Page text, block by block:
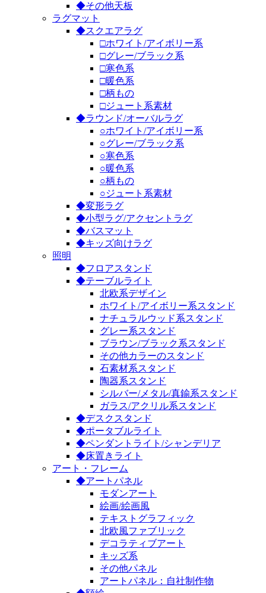
◆その他天板
ラグマット
◆スクエアラグ
□ホワイト/アイボリー系
□グレー/ブラック系
□寒色系
□暖色系
□柄もの
□ジュート系素材
◆ラウンド/オーバルラグ
○ホワイト/アイボリー系
○グレー/ブラック系
○寒色系
○暖色系
○柄もの
○ジュート系素材
◆変形ラグ
◆小型ラグ/アクセントラグ
◆バスマット
◆キッズ向けラグ
照明
◆フロアスタンド
◆テーブルライト
北欧系デザイン
ホワイト/アイボリー系スタンド
ナチュラルウッド系スタンド
グレー系スタンド
ブラウン/ブラック系スタンド
その他カラーのスタンド
石素材系スタンド
陶器系スタンド
シルバー/メタル/真鍮系スタンド
ガラス/アクリル系スタンド
◆デスクスタンド
◆ポータブルライト
◆ペンダントライト/シャンデリア
◆床置きライト
アート・フレーム
◆アートパネル
モダンアート
絵画/絵画風
テキストグラフィック
北欧風ファブリック
デコラティブアート
キッズ系
その他パネル
アートパネル：自社制作物